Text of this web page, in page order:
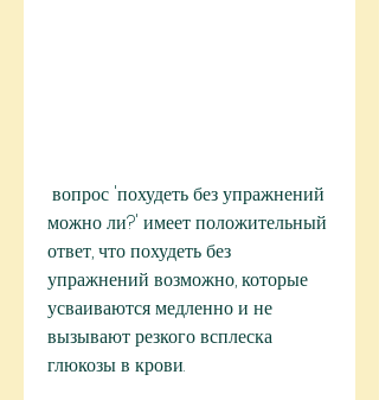
можно ли?' имеет положительный
ответ, что похудеть без
упражнений возможно, которые
усваиваются медленно и не
вызывают резкого всплеска
глюкозы в крови.